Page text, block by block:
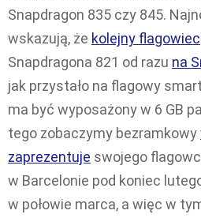
Snapdragon 835 czy 845.
wskazują, że kolejny flagowiec
Snapdragona 821 od razu na
jak przystało na flagowy
ma być wyposażony w 6 GB
tego zobaczymy bezramkowy
zaprezentuje swojego
w Barcelonie pod koniec
w połowie marca, a więc w